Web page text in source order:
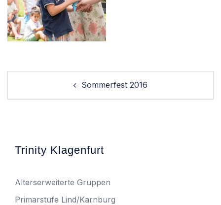
Sommerfest 2016
Trinity Klagenfurt
Alterserweiterte Gruppen
Primarstufe Lind/Karnburg